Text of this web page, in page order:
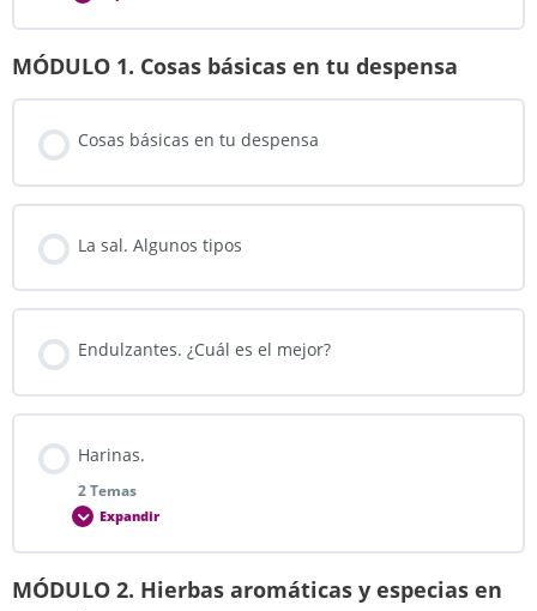
Lección Contenido
0% COMPLETADO 0/5 pasos
La alimentación en la actualidad
Alimentos ecológicos y de comercio justo
Alimentos de temporada
¿Y yo, qué puedo hacer por mi alimentación?
Trucos y consejos para organizarte
MÓDULO 1. Cosas básicas en tu despensa
Cosas básicas en tu despensa
La sal. Algunos tipos
Endulzantes. ¿Cuál es el mejor?
Harinas.
2 Temas
Expandir
Lección Contenido
MÓDULO 2. Hierbas aromáticas y especias en